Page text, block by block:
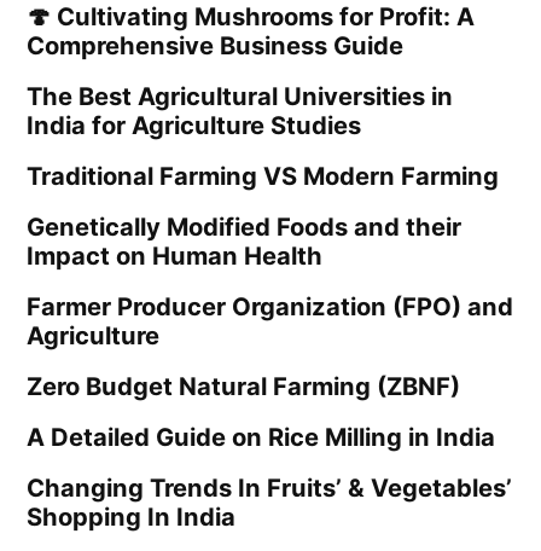
🍄 Cultivating Mushrooms for Profit: A
Comprehensive Business Guide
The Best Agricultural Universities in
India for Agriculture Studies
Traditional Farming VS Modern Farming
Genetically Modified Foods and their
Impact on Human Health
Farmer Producer Organization (FPO) and
Agriculture
Zero Budget Natural Farming (ZBNF)
A Detailed Guide on Rice Milling in India
Changing Trends In Fruits’ & Vegetables’
Shopping In India